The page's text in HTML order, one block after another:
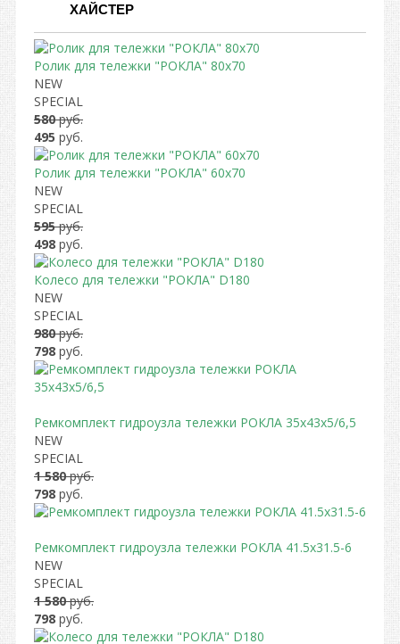
ХАЙСТЕР
Ролик для тележки "РОКЛА" 80х70
NEW
SPECIAL
580руб.
495 руб.
Ролик для тележки "РОКЛА" 60х70
NEW
SPECIAL
595руб.
498 руб.
Колесо для тележки "РОКЛА" D180
NEW
SPECIAL
980руб.
798 руб.
Ремкомплект гидроузла тележки РОКЛА 35х43х5/6,5
NEW
SPECIAL
1 580руб.
798 руб.
Ремкомплект гидроузла тележки РОКЛА 41.5x31.5-6
NEW
SPECIAL
1 580руб.
798 руб.